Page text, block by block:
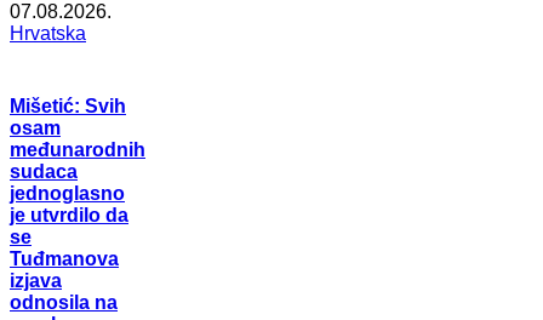
07.08.2026.
Hrvatska
Mišetić: Svih
osam
međunarodnih
sudaca
jednoglasno
je utvrdilo da
se
Tuđmanova
izjava
odnosila na